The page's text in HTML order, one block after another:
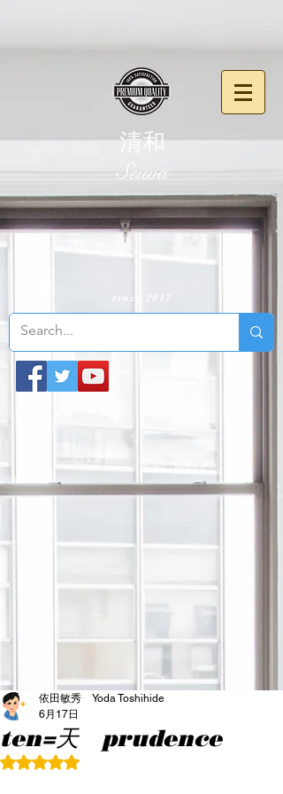
清和
​Seiwa
since 2017
ten=天 prudence
依田敏秀 Yoda Toshihide
6月17日
5つ星のうちNaNと評価されています。